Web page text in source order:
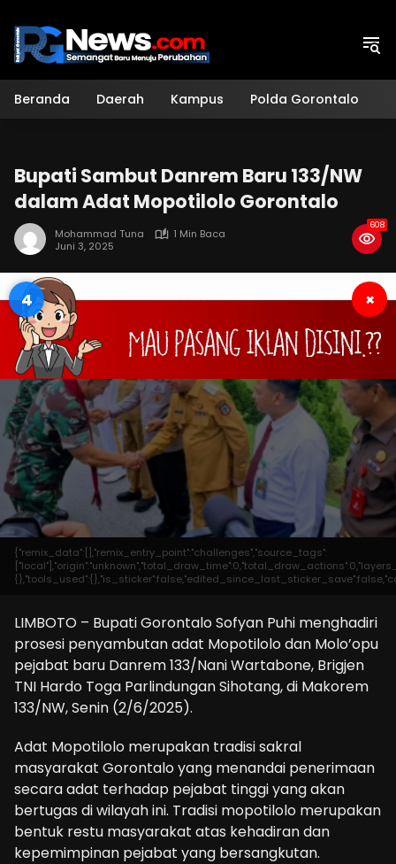
konten
Beranda Daerah Kampus Polda Gorontalo
Bupati Sambut Danrem Baru 133/NW
dalam Adat Mopotilolo Gorontalo
Mohammad Tuna
1 Min Baca
Juni 3, 2025
608
4 ×
{"remix_data":[],"remix_entry_point":"challenges","source_tags":
LIMBOTO – Bupati Gorontalo Sofyan Puhi menghadiri
prosesi penyambutan adat Mopotilolo dan Molo’opu
pejabat baru Danrem 133/Nani Wartabone, Brigjen
TNI Hardo Toga Parlindungan Sihotang, di Makorem
133/NW, Senin (2/6/2025).
Adat Mopotilolo merupakan tradisi sakral
masyarakat Gorontalo yang menandai penerimaan
secara adat terhadap pejabat tinggi yang akan
bertugas di wilayah ini. Tradisi mopotilolo merupakan
bentuk restu masyarakat atas kehadiran dan
kepemimpinan pejabat yang bersangkutan.